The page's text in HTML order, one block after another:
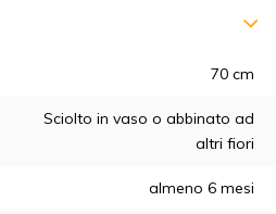
70 cm
Sciolto in vaso o abbinato ad
altri fiori
almeno 6 mesi